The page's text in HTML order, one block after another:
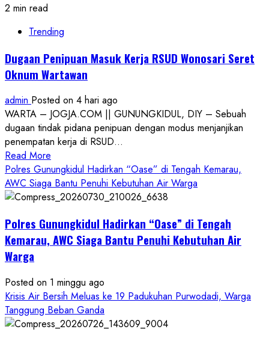
2 min read
Trending
Dugaan Penipuan Masuk Kerja RSUD Wonosari Seret
Oknum Wartawan
admin Posted on 4 hari ago
WARTA – JOGJA.COM || GUNUNGKIDUL, DIY – Sebuah
dugaan tindak pidana penipuan dengan modus menjanjikan
penempatan kerja di RSUD...
Read More
more
about
Dugaan
Masuk
Kerja
Seret
Oknum
Wartawan
Polres Gunungkidul Hadirkan “Oase” di Tengah Kemarau,
AWC Siaga Bantu Penuhi Kebutuhan Air Warga
Polres Gunungkidul Hadirkan “Oase” di Tengah
Kemarau, AWC Siaga Bantu Penuhi Kebutuhan Air
Warga
Posted on 1 minggu ago
Krisis Air Bersih Meluas ke 19 Padukuhan Purwodadi, Warga
Tanggung Beban Ganda